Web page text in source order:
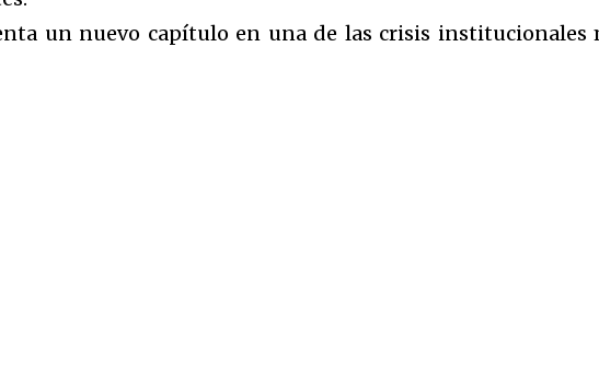
un nuevo capítulo en una de las crisis institucionales